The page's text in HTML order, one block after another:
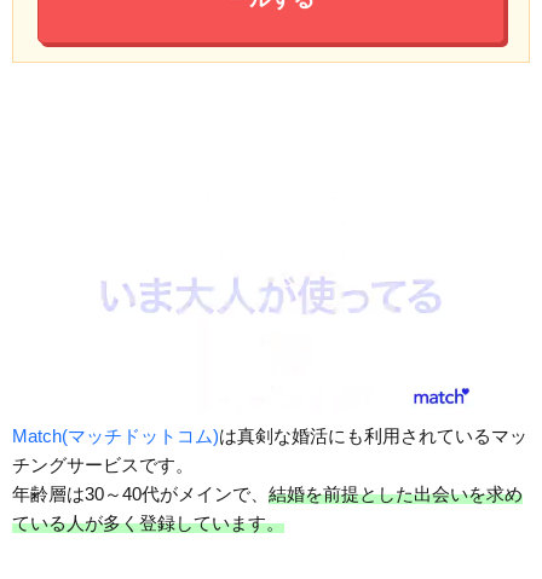
Match(マッチドットコム)は真剣な婚活にも利用されているマッ
チングサービスです。
年齢層は30～40代がメインで、 結婚を前提とした出会いを求め
ている人が多く登録しています。